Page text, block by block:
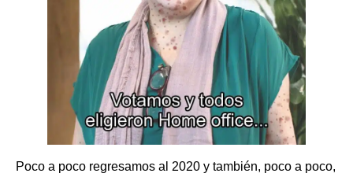
Poco a poco regresamos al 2020 y también, poco a poco,